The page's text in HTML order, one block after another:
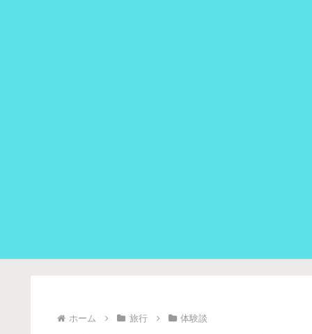
ホーム 旅行 体験談